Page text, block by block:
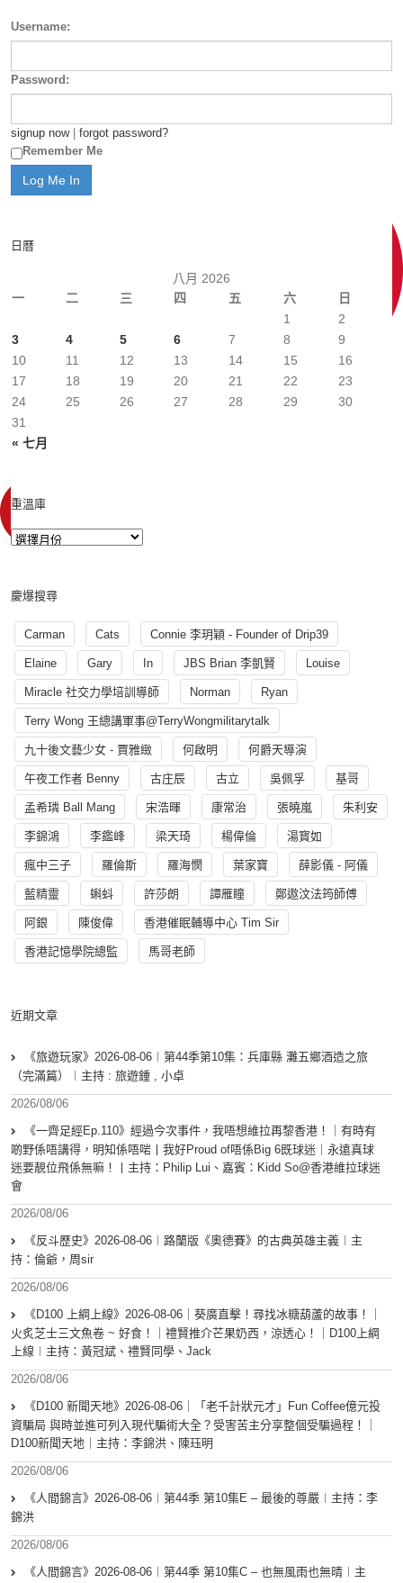
Username:
Password:
signup now| forgot password?
Remember Me
日曆
八月 2026
一
二 三 四 五 六 日
« 七月
1
2
3
4 5 6 7 8
9
10
11 12 13 14 15
16
17
18 19 20 21 22
23
24
25 26 27 28 29
30
31
重溫庫
慶爆搜尋
Carman Cats Connie 李玥穎 - Founder of Drip39
Elaine Gary In JBS Brian 李凱賢 Louise
Miracle 社交力學培訓導師 Norman Ryan
Terry Wong 王總講軍事@TerryWongmilitarytalk
九十後文藝少女 - 賈雅緻 何啟明 何爵天導演
午夜工作者 Benny 古庄辰 古立 吳佩孚 基哥
孟希璘 Ball Mang 宋浩暉 康常治 張曉嵐 朱利安
李錦鴻 李鑑峰 梁天琦 楊偉倫 湯寳如
瘋中三子 羅倫斯 羅海憫 葉家寶 薛影儀 - 阿儀
藍精靈 蝌蚪 許莎朗 譚雁瞳 鄭遨汶法筠師傅
阿銀 陳俊偉 香港催眠輔導中心 Tim Sir
香港記憶學院總監 馬哥老師
近期文章
《旅遊玩家》2026-08-06︱第44季第10集：兵庫縣 灘五鄉酒造之旅
（完滿篇）︱主持 : 旅遊鍾 , 小卓
2026/08/06
《一齊足經Ep.110》經過今次事件，我唔想維拉再黎香港！｜有時有
啲野係唔講得，明知係唔啱丨我好Proud of唔係Big 6既球迷｜永遠真球
迷要靚位飛係無嘛！丨主持：Philip Lui、嘉賓：Kidd So@香港維拉球迷
會
2026/08/06
《反斗歷史》2026-08-06︱路蘭版《奧德賽》的古典英雄主義︱主
持：倫爺，周sir
2026/08/06
《D100 上綱上線》2026-08-06｜葵廣直擊！尋找冰糖葫蘆的故事！｜
火炙芝士三文魚卷 ~ 好食！｜禮賢推介芒果奶西，涼透心！｜D100上綱
上線︱主持：黃冠斌、禮賢同學、Jack
2026/08/06
《D100 新聞天地》2026-08-06｜「老千計狀元才」Fun Coffee億元投
資騙局 與時並進可列入現代騙術大全？受害苦主分享整個受騙過程！｜
D100新聞天地｜主持：李錦洪、陳珏明
2026/08/06
《人間錦言》2026-08-06︱第44季 第10集E – 最後的尊嚴︱主持：李
錦洪
2026/08/06
《人間錦言》2026-08-06︱第44季 第10集C – 也無風雨也無晴︱主